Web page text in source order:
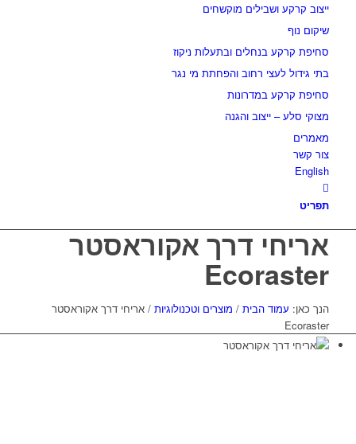
ייצוב קרקע ושבילים מוקשחים
שיקום נוף
סחיפת קרקע בנחלים ובתעלות ניקוז
בתי גידול לעצי רחוב והפחתת מי נגר
סחיפת קרקע במדרונות
מצוקי סלע – ייצוב והגנה
מאמרים
צור קשר
English
תפריט
אריחי דרך אקוראסטר
Ecoraster
הנך כאן: עמוד הבית / מוצרים וטכנולוגיות / אריחי דרך אקוראסטר
Ecoraster